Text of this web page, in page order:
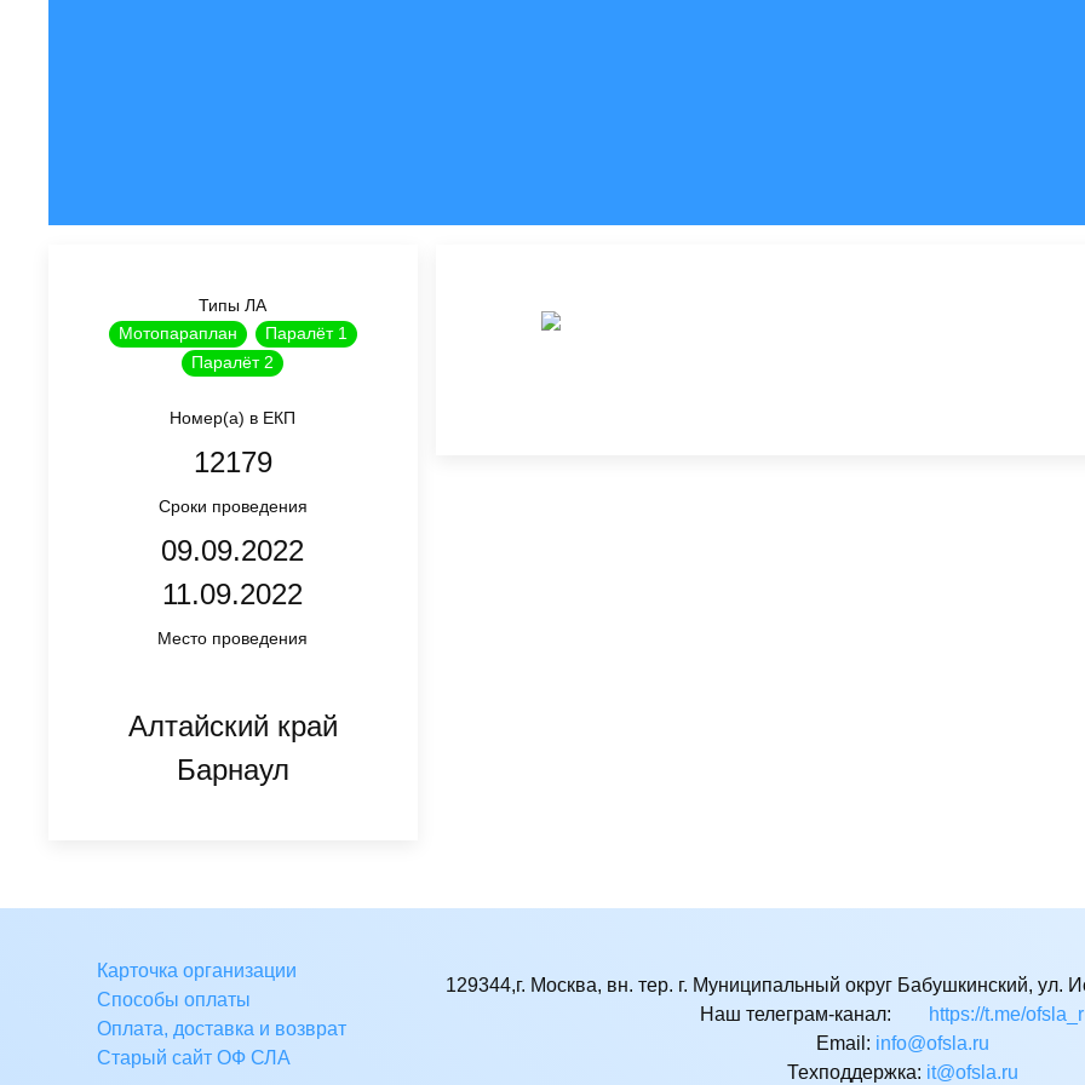
Типы ЛА
Мотопараплан
Паралёт 1
Паралёт 2
Номер(а) в ЕКП
12179
Сроки проведения
09.09.2022
11.09.2022
Место проведения
Алтайский край
Барнаул
Карточка организации
Способы оплаты
Оплата, доставка и возврат
Старый сайт ОФ СЛА
129344,г. Москва, вн. тер. г. Муниципальный округ Бабушкинский, ул.
Наш телеграм-канал:
https://t.me/
Email: ur.alsfo@ofni
Техподдержка: ur.alsfo@ti